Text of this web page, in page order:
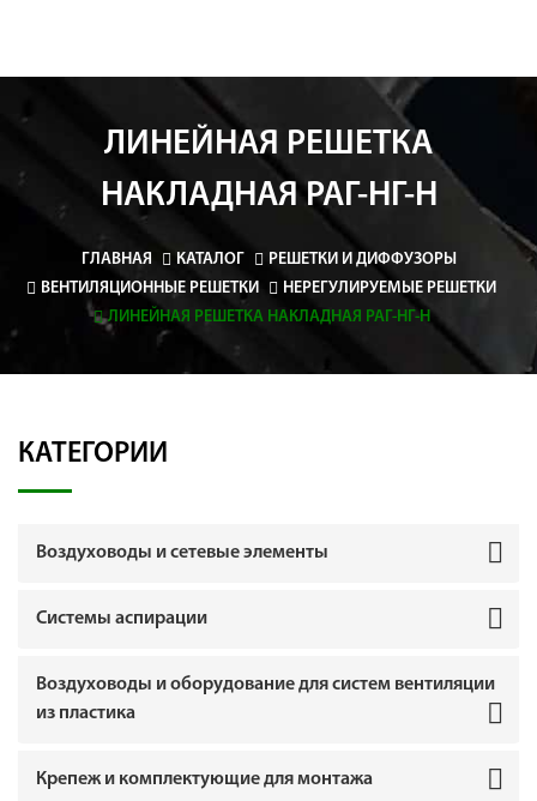
ЛИНЕЙНАЯ РЕШЕТКА
НАКЛАДНАЯ РАГ-НГ-Н
ГЛАВНАЯ КАТАЛОГ
РЕШЕТКИ И ДИФФУЗОРЫ
ВЕНТИЛЯЦИОННЫЕ РЕШЕТКИ
НЕРЕГУЛИРУЕМЫЕ РЕШЕТКИ
ЛИНЕЙНАЯ РЕШЕТКА НАКЛАДНАЯ РАГ-НГ-Н
КАТЕГОРИИ
Воздуховоды и сетевые элементы
Системы аспирации
Воздуховоды и оборудование для систем вентиляции
из пластика
Крепеж и комплектующие для монтажа